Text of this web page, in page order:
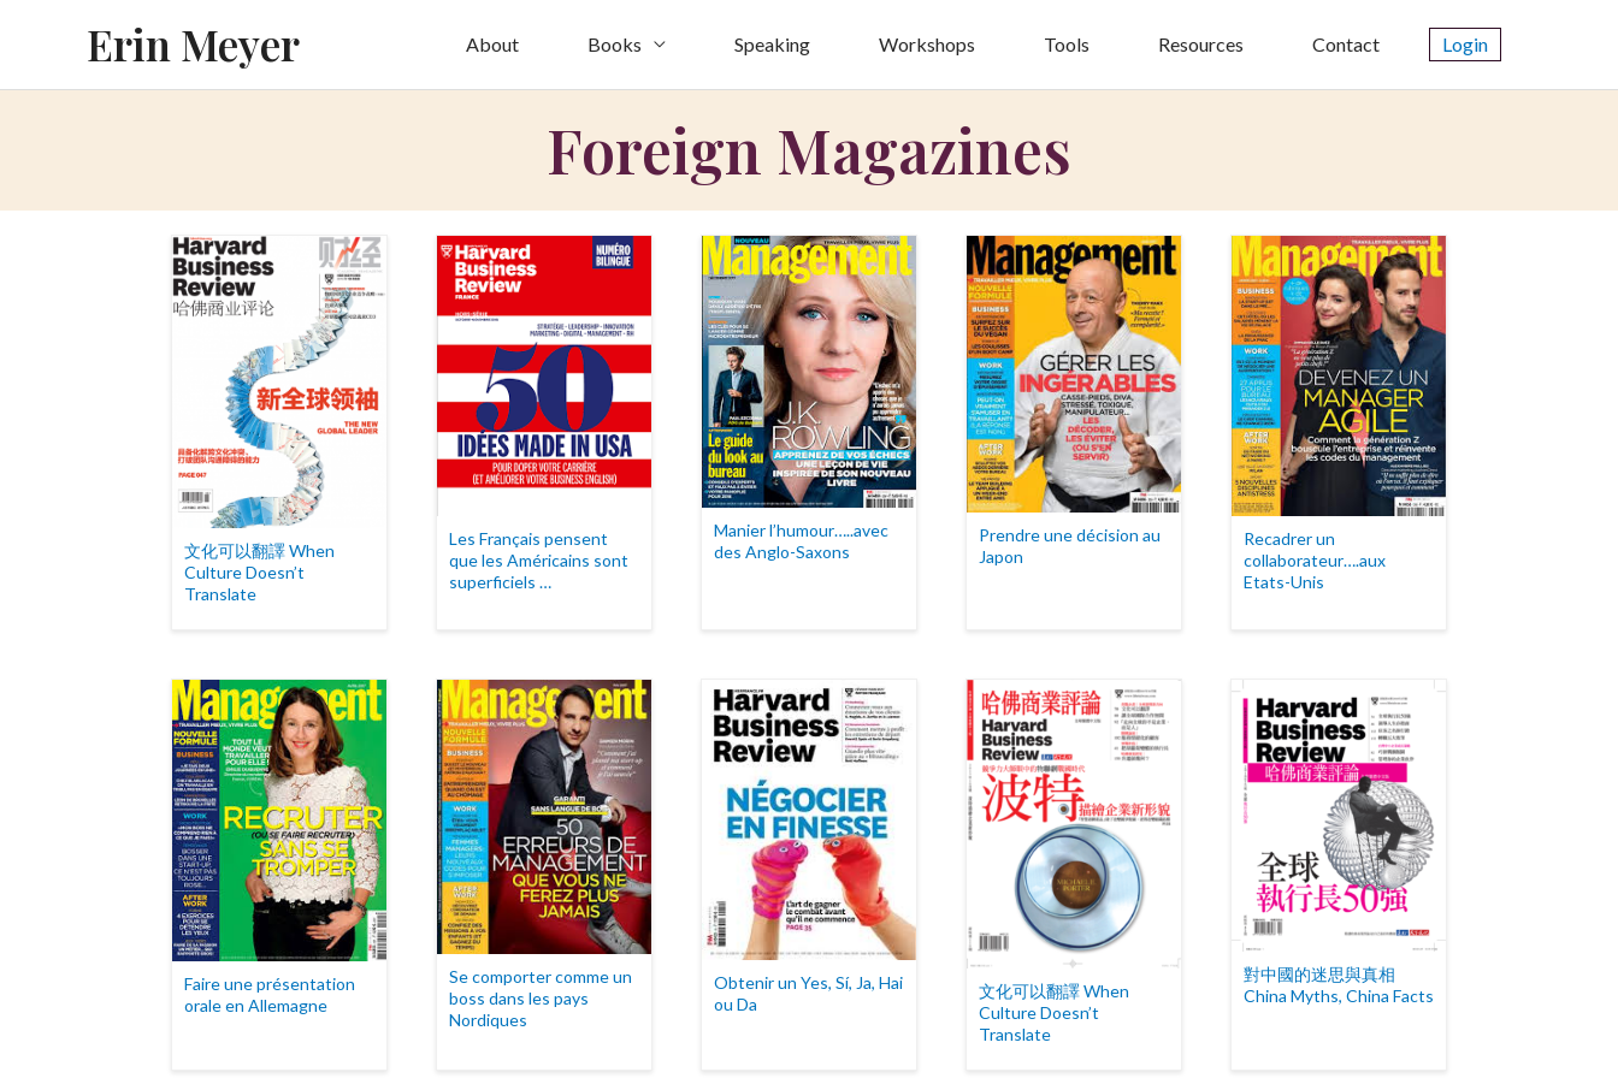
content
Erin Meyer About Books Speaking Workshops Tools Resources Contact Login
Foreign Magazines
文化可以翻譯 When
Culture Doesn’t
Translate
Les Français pensent
que les Américains sont
superficiels …
Manier l’humour…..avec
des Anglo-Saxons
Prendre une décision au
Japon
Recadrer un
collaborateur….aux
Etats-Unis
Faire une présentation
orale en Allemagne
Se comporter comme un
boss dans les pays
Nordiques
Obtenir un Yes, Sí, Ja, Hai
ou Da
文化可以翻譯 When
Culture Doesn’t
Translate
對中國的迷思與真相
China Myths, China Facts